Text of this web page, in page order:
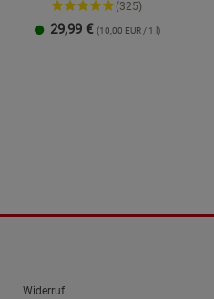
(325)
29,99 € (10,00 EUR / 1 l)
Widerruf